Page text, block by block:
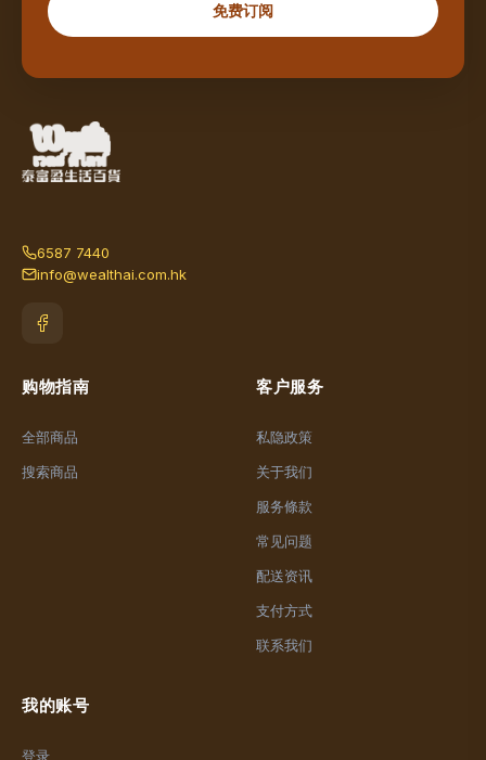
免费订阅
6587 7440
info@wealthai.com.hk
购物指南
全部商品
搜索商品
客户服务
私隐政策
关于我们
服务條款
常见问题
配送资讯
支付方式
联系我们
我的账号
登录